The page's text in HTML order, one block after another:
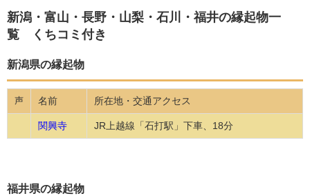
新潟・富山・長野・山梨・石川・福井の縁起物一
覧 くちコミ付き
新潟県の縁起物
声 名前 所在地・交通アクセス
関興寺 JR上越線「石打駅」下車、18分
福井県の縁起物